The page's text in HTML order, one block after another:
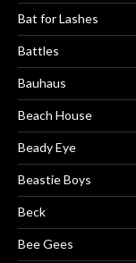
Bat for Lashes
Battles
Bauhaus
Beach House
Beady Eye
Beastie Boys
Beck
Bee Gees